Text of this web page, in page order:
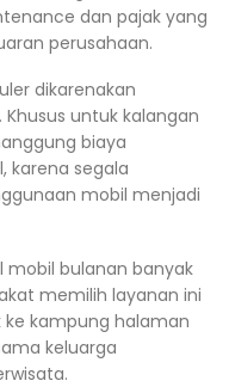
dan pajak yang
perusahaan.
dikarenakan
untuk kalangan
biaya
karena segala
mobil menjadi
mobil bulanan banyak
memilih layanan ini
kampung halaman
keluarga